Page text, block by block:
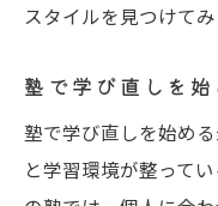
塾を活か
習い直しが地
スタイルを見つけてみ
塾で学び直しを
塾で学び直しを始め
と学習環境が整って